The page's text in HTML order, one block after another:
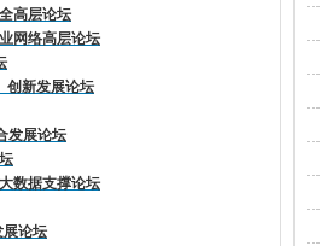
高层论坛
网络高层论坛
创新发展论坛
发展论坛
数据支撑论坛
展论坛